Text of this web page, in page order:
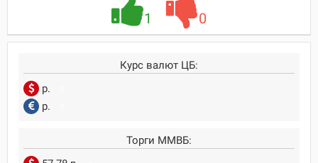
1 0
Курс валют ЦБ:
р.
р.
Торги ММВБ: